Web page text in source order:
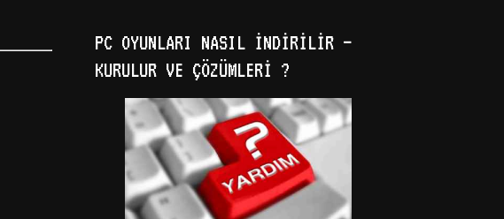
PC OYUNLARI NASIL İNDIRILIR –
KURULUR VE ÇÖZÜMLERI ?